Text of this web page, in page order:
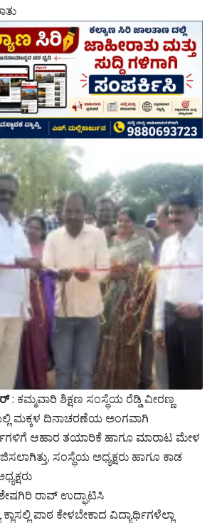
: ಕಮ್ಮವಾರಿ ಶಿಕ್ಷಣ ಸಂಸ್ಥೆಯ ರೆಡ್ಡಿ ವೀರಣ್ಣ
ಮಕ್ಕಳ ದಿನಾಚರಣೆಯ ಅಂಗವಾಗಿ
ಆಹಾರ ತಯಾರಿಕೆ ಹಾಗೂ ಮಾರಾಟ ಮೇಳ
ಸಂಸ್ಥೆಯ ಅಧ್ಯಕ್ಷರು ಹಾಗೂ ಕಾಡ
ಶೇಷಗಿರಿ ರಾವ್ ಉದ್ಘಾಟಿಸಿ
ಕ್ಲಾಸಲ್ಲಿ ಪಾಠ ಕೇಳಬೇಕಾದ ವಿದ್ಯಾರ್ಥಿಗಳೆಲ್ಲಾ